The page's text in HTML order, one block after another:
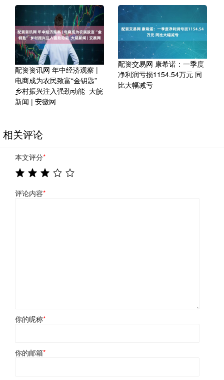
配资资讯网 年中经济观察 |
电商成为农民致富“金钥匙”
乡村振兴注入强劲动能_大皖
新闻 | 安徽网
配资交易网 康希诺：一季度
净利润亏损1154.54万元 同
比大幅减亏
相关评论
本文评分*
评论内容*
你的昵称*
你的邮箱*